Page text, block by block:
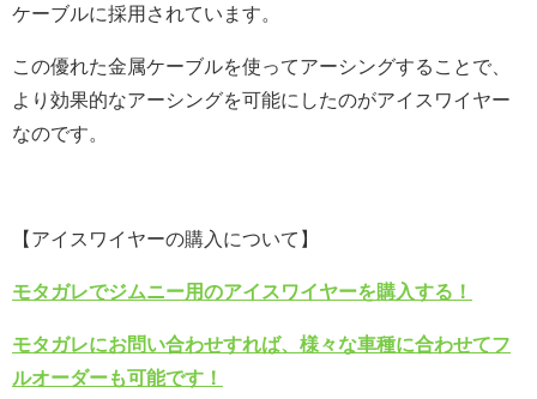
ケーブルに採用されています。
この優れた金属ケーブルを使ってアーシングすることで、
より効果的なアーシングを可能にしたのがアイスワイヤー
なのです。
【アイスワイヤーの購入について】
モタガレでジムニー用のアイスワイヤーを購入する！
モタガレにお問い合わせすれば、様々な車種に合わせてフ
ルオーダーも可能です！